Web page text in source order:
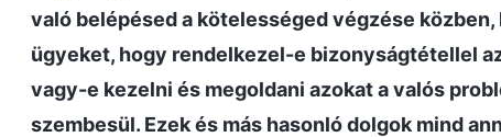
való belépésed a kötelességed végzése
ügyeket, hogy rendelkezel-e bizonyságtétellel
vagy-e kezelni és megoldani azokat a valós
szembesül. Ezek és más hasonló dolgok mind